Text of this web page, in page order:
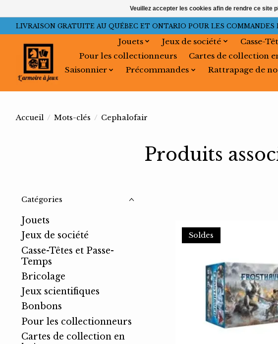
LIVRAISON GRATUITE AU QUÉBEC ET ONTARIO POUR LES COMMANDES
Jouets Jeux de société Casse-
Pour les collectionneurs
Cartes de collection
Saisonnier
Précommandes Rattrapage de
Accueil / Mots-clés / Cephalofair
Produits
Catégories
Jouets
Jeux de société
Casse-Têtes et Passe-
Temps
Bricolage
Jeux scientifiques
Bonbons
Pour les collectionneurs
Cartes de collection en
Soldes
Veuillez accepter les cookies afin de rendre ce site